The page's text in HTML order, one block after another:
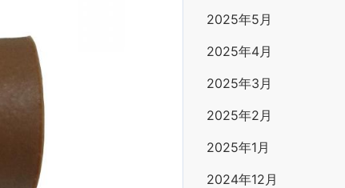
2025年5月
2025年4月
2025年3月
2025年2月
2025年1月
2024年12月